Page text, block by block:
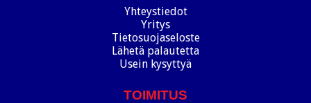
Yhteystiedot
Yritys
Tietosuojaseloste
Lähetä palautetta
Usein kysyttyä
TOIMITUS